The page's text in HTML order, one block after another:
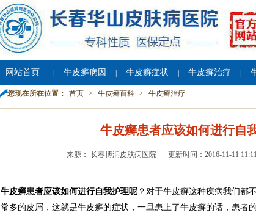
网站首页 牛皮癣病因 牛皮癣症状 牛皮癣治疗
您现在所在位置： 首页 > 牛皮癣百科 > 牛皮癣治疗
牛皮癣患者应该如何进行自
来源： 长春博润皮肤病医院 更新时间：2016-11-11
牛皮癣患者应该如何进行自我护理呢 ？对于牛皮癣这种疾病我们都
常多的皮屑，这就是牛皮癣的症状，一旦患上了牛皮癣的话，患者